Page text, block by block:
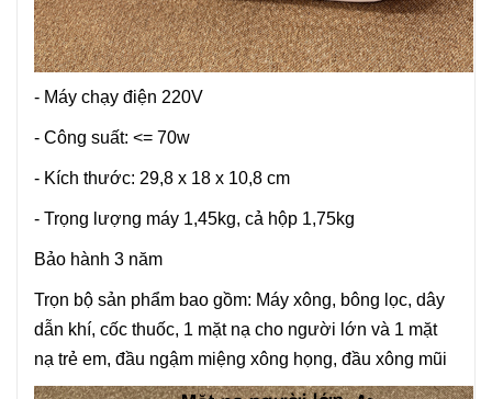
- Máy chạy điện 220V
- Công suất: <= 70w
- Kích thước: 29,8 x 18 x 10,8 cm
- Trọng lượng máy 1,45kg, cả hộp 1,75kg
Bảo hành 3 năm
Trọn bộ sản phẩm bao gồm: Máy xông, bông lọc, dây
dẫn khí, cốc thuốc, 1 mặt nạ cho người lớn và 1 mặt
nạ trẻ em, đầu ngậm miệng xông họng, đầu xông mũi